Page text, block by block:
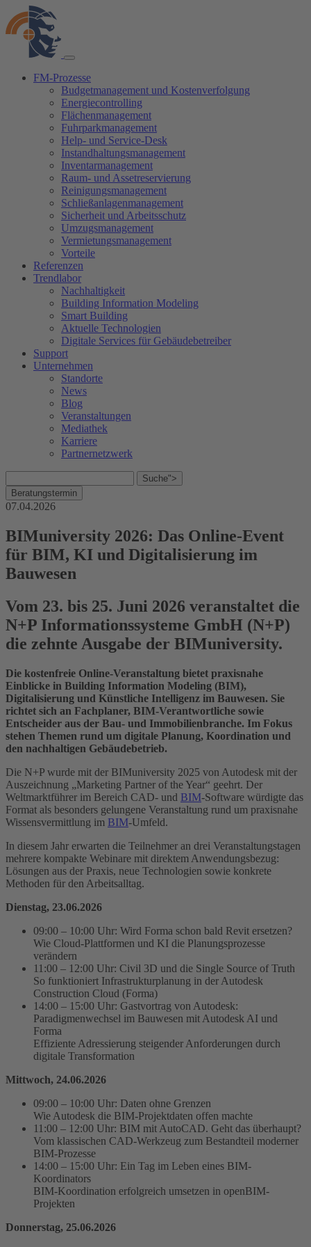
FM-Prozesse
Budgetmanagement und Kostenverfolgung
Energiecontrolling
Flächenmanagement
Fuhrparkmanagement
Help- und Service-Desk
Instandhaltungsmanagement
Inventarmanagement
Raum- und Assetreservierung
Reinigungsmanagement
Schließanlagenmanagement
Sicherheit und Arbeitsschutz
Umzugsmanagement
Vermietungsmanagement
Vorteile
Referenzen
Trendlabor
Nachhaltigkeit
Building Information Modeling
Smart Building
Aktuelle Technologien
Digitale Services für Gebäudebetreiber
Support
Unternehmen
Standorte
News
Blog
Veranstaltungen
Mediathek
Karriere
Partnernetzwerk
Suche">
Beratungstermin
07.04.2026
BIMuniversity 2026: Das Online-Event
für BIM, KI und Digitalisierung im
Bauwesen
Vom 23. bis 25. Juni 2026 veranstaltet die
N+P Informationssysteme GmbH (N+P)
die zehnte Ausgabe der BIMuniversity.
Die kostenfreie Online-Veranstaltung bietet praxisnahe
Einblicke in Building Information Modeling (BIM),
Digitalisierung und Künstliche Intelligenz im Bauwesen. Sie
richtet sich an Fachplaner, BIM-Verantwortliche sowie
Entscheider aus der Bau- und Immobilienbranche. Im Fokus
stehen Themen rund um digitale Planung, Koordination und
den nachhaltigen Gebäudebetrieb.
Die N+P wurde mit der BIMuniversity 2025 von Autodesk mit der
Auszeichnung „Marketing Partner of the Year“ geehrt. Der
Weltmarktführer im Bereich CAD- und BIM-Software würdigte das
Format als besonders gelungene Veranstaltung rund um praxisnahe
Wissensvermittlung im BIM-Umfeld.
In diesem Jahr erwarten die Teilnehmer an drei Veranstaltungstagen
mehrere kompakte Webinare mit direktem Anwendungsbezug:
Lösungen aus der Praxis, neue Technologien sowie konkrete
Methoden für den Arbeitsalltag.
Dienstag, 23.06.2026
09:00 – 10:00 Uhr: Wird Forma schon bald Revit ersetzen?
Wie Cloud-Plattformen und KI die Planungsprozesse
verändern
11:00 – 12:00 Uhr: Civil 3D und die Single Source of Truth
So funktioniert Infrastrukturplanung in der Autodesk
Construction Cloud (Forma)
14:00 – 15:00 Uhr: Gastvortrag von Autodesk:
Paradigmenwechsel im Bauwesen mit Autodesk AI und
Forma
Effiziente Adressierung steigender Anforderungen durch
digitale Transformation
Mittwoch, 24.06.2026
09:00 – 10:00 Uhr: Daten ohne Grenzen
Wie Autodesk die BIM-Projektdaten offen machte
11:00 – 12:00 Uhr: BIM mit AutoCAD. Geht das überhaupt?
Vom klassischen CAD-Werkzeug zum Bestandteil moderner
BIM-Prozesse
14:00 – 15:00 Uhr: Ein Tag im Leben eines BIM-
Koordinators
BIM-Koordination erfolgreich umsetzen in openBIM-
Projekten
Donnerstag, 25.06.2026